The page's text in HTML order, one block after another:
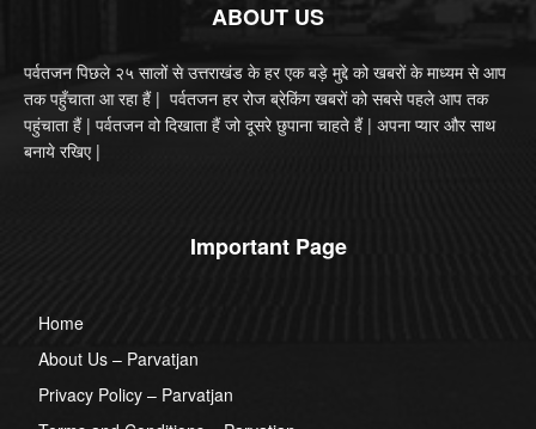
ABOUT US
पर्वतजन पिछले २५ सालों से उत्तराखंड के हर एक बड़े मुद्दे को खबरों के माध्यम से आप
तक पहुँचाता आ रहा हैं | पर्वतजन हर रोज ब्रेकिंग खबरों को सबसे पहले आप तक
पहुंचाता हैं | पर्वतजन वो दिखाता हैं जो दूसरे छुपाना चाहते हैं | अपना प्यार और साथ
बनाये रखिए |
Important Page
Home
About Us – Parvatjan
Privacy Policy – Parvatjan